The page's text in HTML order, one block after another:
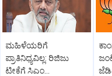
ಮಹಿಳೆಯರಿಗೆ
ಪ್ರಾತಿನಿಧ್ಯವಿಲ್ಲ: ರಿಜಿಜು
ಟೀಕೆಗೆ ಸಿಎಂ